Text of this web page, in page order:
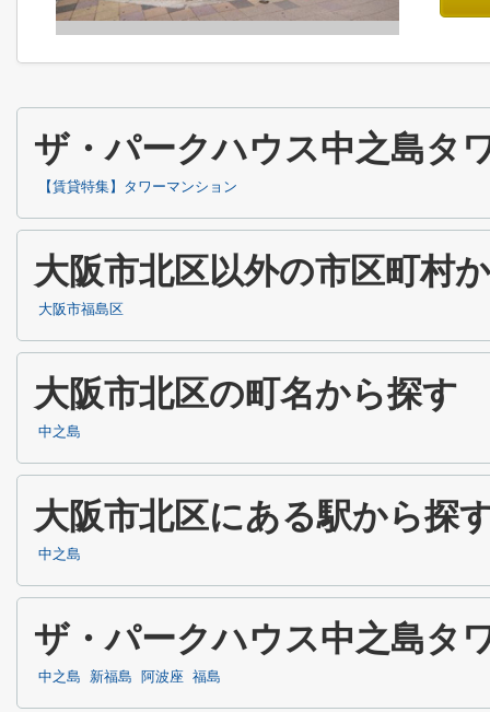
ザ・パークハウス中之島タ
【賃貸特集】タワーマンション
大阪市北区以外の市区町村
大阪市福島区
大阪市北区の町名から探す
中之島
大阪市北区にある駅から探
中之島
ザ・パークハウス中之島タ
中之島 新福島 阿波座 福島